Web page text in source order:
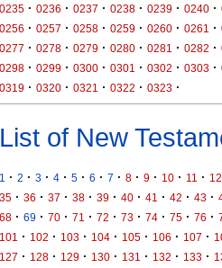
0235 · 0236 · 0237 · 0238 · 0239 · 0240 ·
0256 · 0257 · 0258 · 0259 · 0260 · 0261 ·
0277 · 0278 · 0279 · 0280 · 0281 · 0282 ·
0298 · 0299 · 0300 · 0301 · 0302 · 0303 ·
0319 · 0320 · 0321 · 0322 · 0323 ·
List of New
1 · 2 · 3 · 4 · 5 · 6 · 7 · 8 · 9 · 10 · 11 · 12
35 · 36 · 37 · 38 · 39 · 40 · 41 · 42 · 43 ·
68 · 69 · 70 · 71 · 72 · 73 · 74 · 75 · 76 ·
101
· 102 · 103 · 104 · 105 · 106 · 107 ·
127 · 128 · 129 · 130 · 131 · 132 · 133 ·